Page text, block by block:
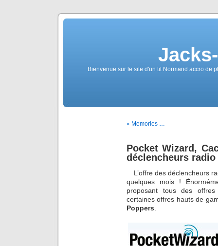
Bienvenue sur le site d'un tit Normand accro de
« Memories …
Pocket Wizard,
déclencheurs radio
L’offre des déclencheurs
quelques mois !
proposant tous des
certaines offres hauts de
Poppers